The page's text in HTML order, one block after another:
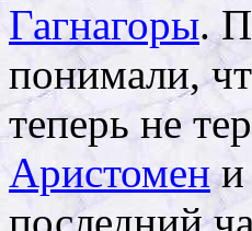
Гагнагоры.
понимали,
теперь не
Аристомени